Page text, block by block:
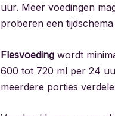
uur. Meer voedingen
proberen een
Flesvoeding wordt
600 tot 720 ml per 24
meerdere porties